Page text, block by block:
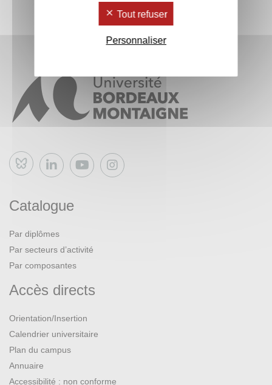
Bluesky
Catalogue
Par diplômes
Par secteurs d’activité
Par composantes
Accès directs
Orientation/Insertion
Calendrier universitaire
Plan du campus
Annuaire
Accessibilité : non conforme
Tout refuser
Personnaliser